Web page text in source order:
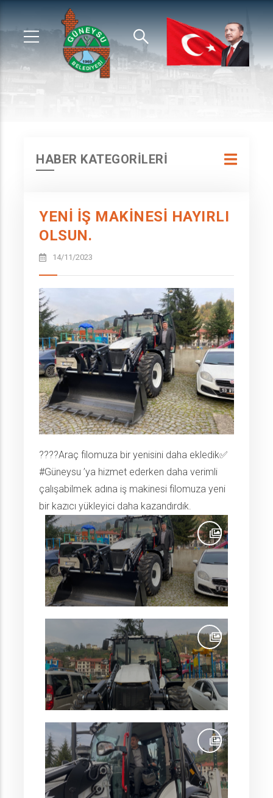
HABER KATEGORİLERİ
YENİ İŞ MAKİNESİ HAYIRLI
OLSUN.
14/11/2023
????Araç filomuza bir yenisini daha ekledik✅
#Güneysu ’ya hizmet ederken daha verimli
çalışabilmek adına iş makinesi filomuza yeni
bir kazıcı yükleyici daha kazandırdık.